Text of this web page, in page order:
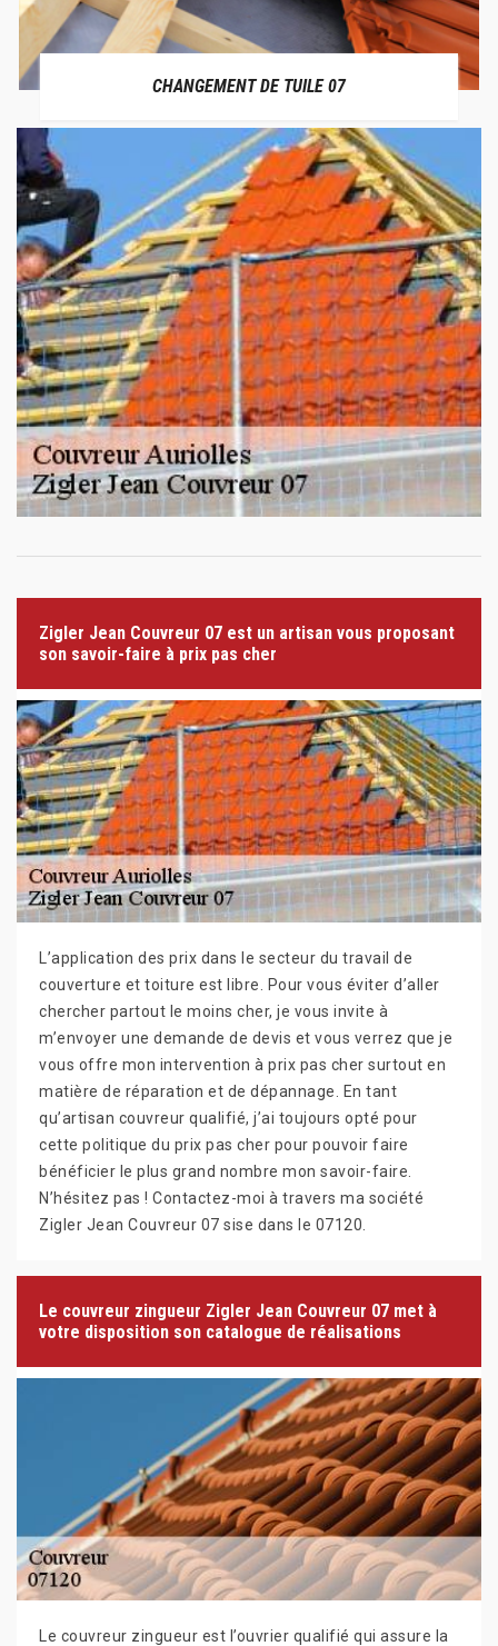
CHANGEMENT DE TUILE 07
Zigler Jean Couvreur 07 est un artisan vous proposant
son savoir-faire à prix pas cher
L’application des prix dans le secteur du travail de
couverture et toiture est libre. Pour vous éviter d’aller
chercher partout le moins cher, je vous invite à
m’envoyer une demande de devis et vous verrez que je
vous offre mon intervention à prix pas cher surtout en
matière de réparation et de dépannage. En tant
qu’artisan couvreur qualifié, j’ai toujours opté pour
cette politique du prix pas cher pour pouvoir faire
bénéficier le plus grand nombre mon savoir-faire.
N’hésitez pas ! Contactez-moi à travers ma société
Zigler Jean Couvreur 07 sise dans le 07120.
Le couvreur zingueur Zigler Jean Couvreur 07 met à
votre disposition son catalogue de réalisations
Le couvreur zingueur est l’ouvrier qualifié qui assure la